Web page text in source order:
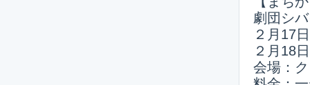
劇団シ
２月17
２月18
会場：